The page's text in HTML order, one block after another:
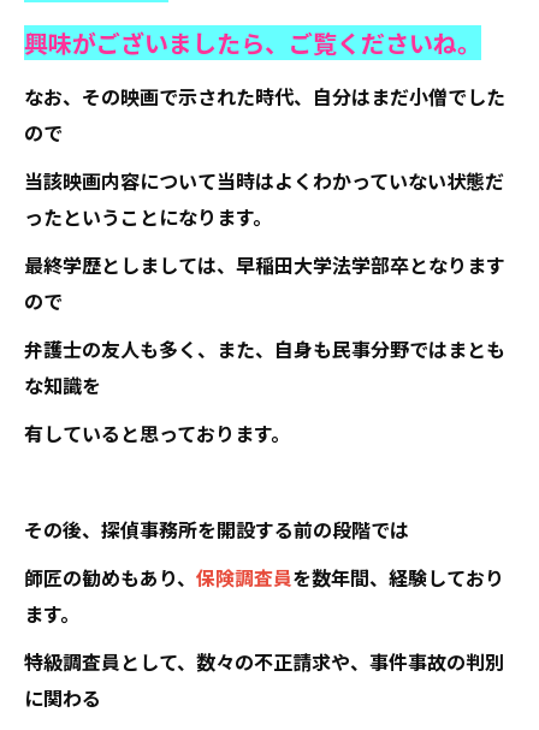
興味がございましたら、ご覧くださいね。
なお、その映画で示された時代、自分はまだ小僧でした
ので
当該映画内容について当時はよくわかっていない状態だ
ったということになります。
最終学歴としましては、早稲田大学法学部卒となります
ので
弁護士の友人も多く、また、自身も民事分野ではまとも
な知識を
有していると思っております。
その後、探偵事務所を開設する前の段階では
師匠の勧めもあり、 保険調査員を数年間、経験しており
ます。
特級調査員として、数々の不正請求や、事件事故の判別
に関わる